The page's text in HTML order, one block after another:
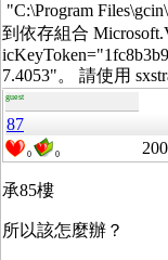
"C:\Program
到依存組合
7.4053"。 請使用
guest
87
0 0
承85樓
所以該怎麼辦？